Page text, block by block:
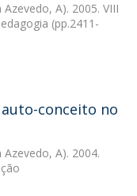
Azevedo, A). 2005. VIII
(pp.2411-
conceito no
Azevedo, A). 2004.